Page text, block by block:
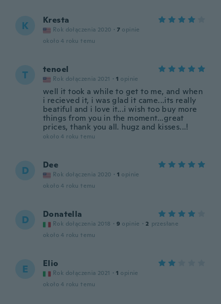
K Kresta
Rok dołączenia 2020 · 7 opinie
około 4 roku temu
T tenoel
Rok dołączenia 2021 · 1 opinie
well it took a while to get to me, and when
i recieved it, i was glad it came...its really
beatiful and i love it...i wish too buy more
things from you in the moment...great
prices, thank you all. hugz and kisses...!
około 4 roku temu
D Dee
Rok dołączenia 2020 · 1 opinie
około 4 roku temu
D Donatella
Rok dołączenia 2018 · 9 opinie · 2 przesłane
około 4 roku temu
E Elio
Rok dołączenia 2021 · 1 opinie
około 4 roku temu